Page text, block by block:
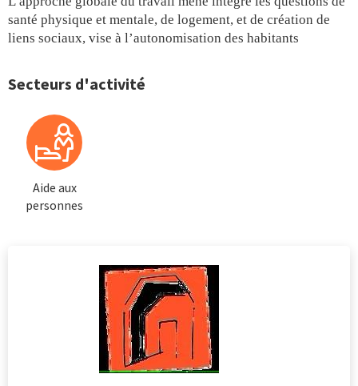
santé physique et mentale, de logement, et de création de
liens sociaux, vise à l’autonomisation des habitants
Secteurs d'activité
Aide aux
personnes